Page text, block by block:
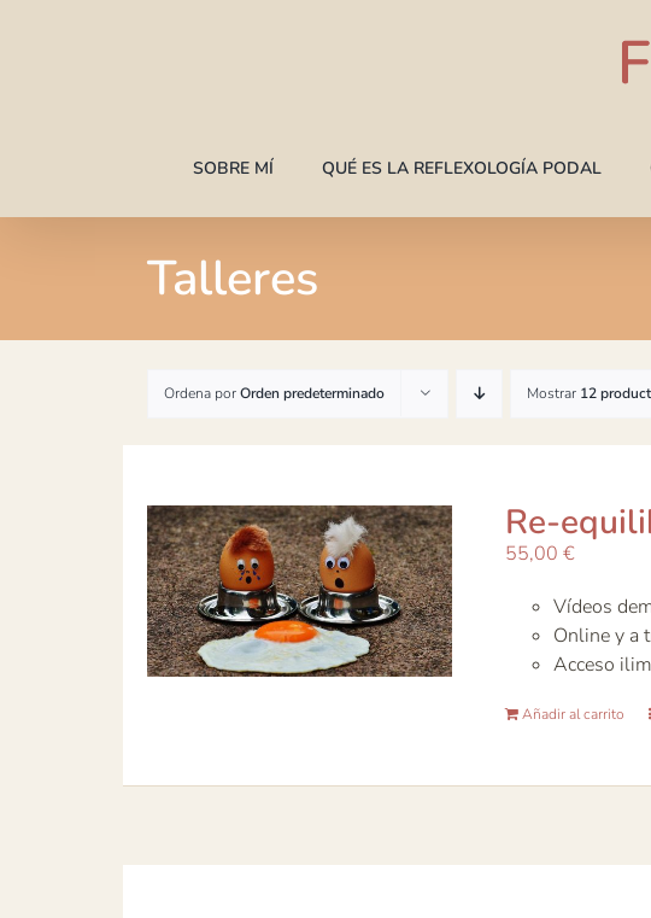
SOBRE MÍ QUÉ ES LA REFLEXOLOGÍA PODAL
Talleres
Ordena porOrden predeterminado Mostrar 12
Re-
55,00 €
Vídeos
Online y a
Acceso
Añadir al carrito